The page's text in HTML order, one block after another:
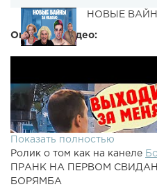
НОВЫЕ
Описание видео:
Показать полностью
Ролик о том как на канеле
ПРАНК НА ПЕРВОМ
БОРЯМБА